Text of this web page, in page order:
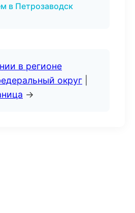
в Петрозаводск
в регионе
округ
→